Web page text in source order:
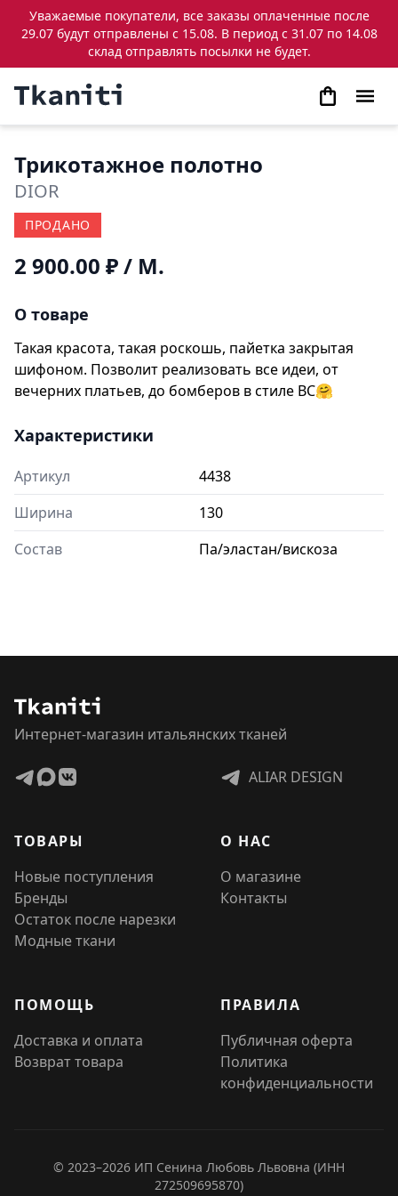
Уважаемые покупатели, все заказы оплаченные после
29.07 будут отправлены с 15.08. В период с 31.07 по 14.08
склад отправлять посылки не будет.
Трикотажное полотно
DIOR
ПРОДАНО
2 900.00 ₽/ М.
О товаре
Такая красота, такая роскошь, пайетка закрытая
шифоном. Позволит реализовать все идеи, от
вечерних платьев, до бомберов в стиле BC🤗
Характеристики
Артикул
4438
Ширина
130
Состав
Па/эластан/вискоза
Интернет-магазин итальянских тканей
ALIAR DESIGN
ТОВАРЫ
Новые поступления
Бренды
Остаток после нарезки
Модные ткани
О НАС
О магазине
Контакты
ПОМОЩЬ
Доставка и оплата
Возврат товара
ПРАВИЛА
Публичная оферта
Политика
конфиденциальности
© 2023–2026 ИП Сенина Любовь Львовна (ИНН
272509695870)